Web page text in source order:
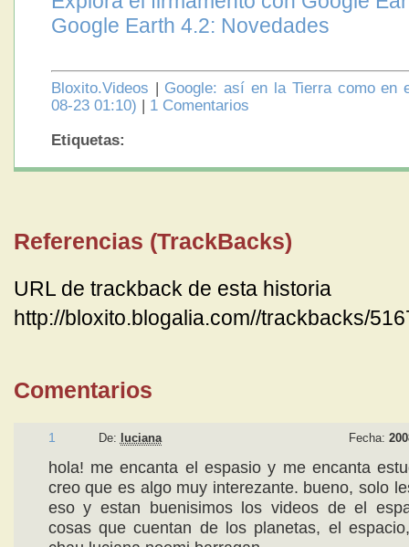
Google Earth 4.2: Novedades
Bloxito.Videos | Google: así en la Tierra como en
08-23 01:10) | 1 Comentarios
Etiquetas:
Referencias (TrackBacks)
URL de trackback de esta historia
http://bloxito.blogalia.com//trackbacks/
Comentarios
1 De: luciana Fecha:
hola! me encanta el espasio y me encanta
creo que es algo muy interezante. bueno, solo
eso y estan buenisimos los videos de el
cosas que cuentan de los planetas, el